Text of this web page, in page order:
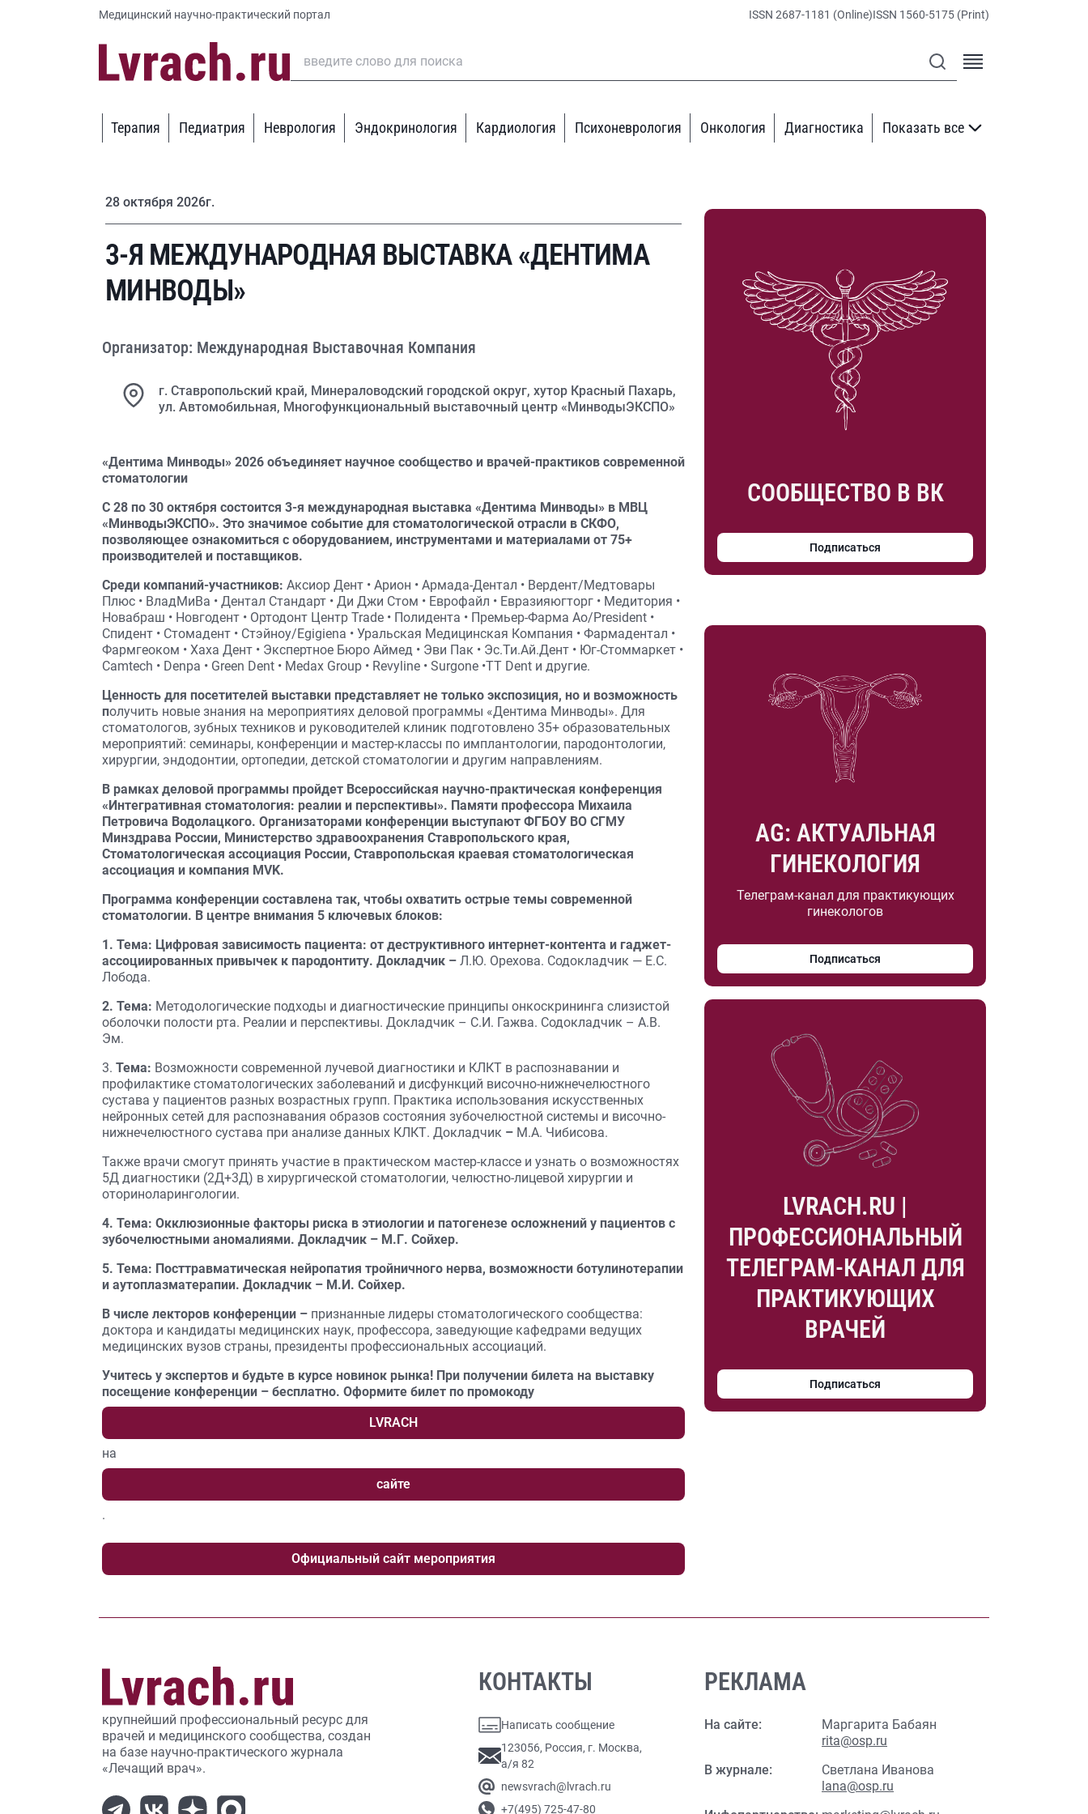
Медицинский научно-практический портал ISSN 2687-1181 (Online)ISSN 1560-5175 (Print)
Терапия Педиатрия Неврология Эндокринология Кардиология Психоневрология Онкология Диагностика Показать все
28 октября 2026г.
3-Я МЕЖДУНАРОДНАЯ ВЫСТАВКА «ДЕНТИМА
МИНВОДЫ»
Организатор: Международная Выставочная Компания
г. Ставропольский край, Минераловодский городской округ, хутор Красный Пахарь,
ул. Автомобильная, Многофункциональный выставочный центр «МинводыЭКСПО»
«Дентима Минводы» 2026 объединяет научное сообщество и врачей-практиков современной
стоматологии
С 28 по 30 октября состоится 3-я международная выставка «Дентима Минводы» в МВЦ
«МинводыЭКСПО». Это значимое событие для стоматологической отрасли в СКФО,
позволяющее ознакомиться с оборудованием, инструментами и материалами от 75+
производителей и поставщиков.
Среди компаний-участников: Аксиор Дент • Арион • Армада-Дентал • Вердент/Медтовары
Плюс • ВладМиВа • Дентал Стандарт • Ди Джи Стом • Еврофайл • Евразияюгторг • Медитория •
Новабраш • Новгодент • Ортодонт Центр Trade • Полидента • Премьер-Фарма Ао/President •
Спидент • Стомадент • Стэйноу/Egigiena • Уральская Медицинская Компания • Фармадентал •
Фармгеоком • Хаха Дент • Экспертное Бюро Аймед • Эви Пак • Эс.Ти.Ай.Дент • Юг-Стоммаркет •
Camtech • Denpa • Green Dent • Medax Group • Revyline • Surgone •TT Dent и другие.
Ценность для посетителей выставки представляет не только экспозиция, но и возможность
получить новые знания на мероприятиях деловой программы «Дентима Минводы». Для
стоматологов, зубных техников и руководителей клиник подготовлено 35+ образовательных
мероприятий: семинары, конференции и мастер-классы по имплантологии, пародонтологии,
хирургии, эндодонтии, ортопедии, детской стоматологии и другим направлениям.
В рамках деловой программы пройдет Всероссийская научно-практическая конференция
«Интегративная стоматология: реалии и перспективы». Памяти профессора Михаила
Петровича Водолацкого. Организаторами конференции выступают ФГБОУ ВО СГМУ
Минздрава России, Министерство здравоохранения Ставропольского края,
Стоматологическая ассоциация России, Ставропольская краевая стоматологическая
ассоциация и компания MVK.
Программа конференции составлена так, чтобы охватить острые темы современной
стоматологии. В центре внимания 5 ключевых блоков:
1. Тема: Цифровая зависимость пациента: от деструктивного интернет-контента и гаджет-
ассоциированных привычек к пародонтиту. Докладчик – Л.Ю. Орехова. Содокладчик — Е.С.
Лобода.
2. Тема: Методологические подходы и диагностические принципы онкоскрининга слизистой
оболочки полости рта. Реалии и перспективы. Докладчик – С.И. Гажва. Содокладчик – А.В.
Эм.
3. Тема: Возможности современной лучевой диагностики и КЛКТ в распознавании и
профилактике стоматологических заболеваний и дисфункций височно-нижнечелюстного
сустава у пациентов разных возрастных групп. Практика использования искусственных
нейронных сетей для распознавания образов состояния зубочелюстной системы и височно-
нижнечелюстного сустава при анализе данных КЛКТ. Докладчик – М.А. Чибисова.
Также врачи смогут принять участие в практическом мастер-классе и узнать о возможностях
5Д диагностики (2Д+3Д) в хирургической стоматологии, челюстно-лицевой хирургии и
оториноларингологии.
4. Тема: Окклюзионные факторы риска в этиологии и патогенезе осложнений у пациентов с
зубочелюстными аномалиями. Докладчик – М.Г. Сойхер.
5. Тема: Посттравматическая нейропатия тройничного нерва, возможности ботулинотерапии
и аутоплазматерапии. Докладчик – М.И. Сойхер.
В числе лекторов конференции – признанные лидеры стоматологического сообщества:
доктора и кандидаты медицинских наук, профессора, заведующие кафедрами ведущих
медицинских вузов страны, президенты профессиональных ассоциаций.
Учитесь у экспертов и будьте в курсе новинок рынка! При получении билета на выставку
посещение конференции – бесплатно. Оформите билет по промокоду
LVRACH
на
сайте
.
Официальный сайт мероприятия
СООБЩЕСТВО В ВК
Подписаться
AG: АКТУАЛЬНАЯ
ГИНЕКОЛОГИЯ
Телеграм-канал для практикующих
гинекологов
Подписаться
LVRACH.RU |
ПРОФЕССИОНАЛЬНЫЙ
ТЕЛЕГРАМ-КАНАЛ ДЛЯ
ПРАКТИКУЮЩИХ
ВРАЧЕЙ
Подписаться
крупнейший профессиональный ресурс для
врачей и медицинского сообщества, создан
на базе научно-практического журнала
«Лечащий врач».
КОНТАКТЫ
Написать сообщение
123056, Россия, г. Москва,
а/я 82
newsvrach@lvrach.ru
+7(495) 725-47-80
РЕКЛАМА
На сайте:
Маргарита Бабаян
rita@osp.ru
В журнале:
Светлана Иванова
lana@osp.ru